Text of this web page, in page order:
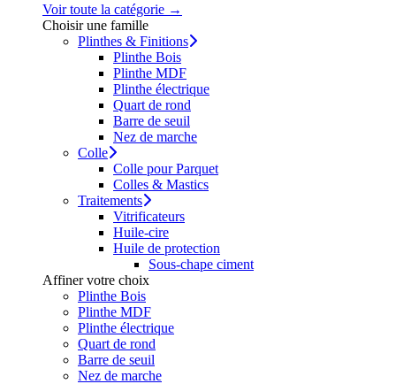
Voir toute la catégorie →
Choisir une famille
Plinthes & Finitions
Plinthe Bois
Plinthe MDF
Plinthe électrique
Quart de rond
Barre de seuil
Nez de marche
Colle
Colle pour Parquet
Colles & Mastics
Traitements
Vitrificateurs
Huile-cire
Huile de protection
Sous-chape ciment
Affiner votre choix
Plinthe Bois
Plinthe MDF
Plinthe électrique
Quart de rond
Barre de seuil
Nez de marche